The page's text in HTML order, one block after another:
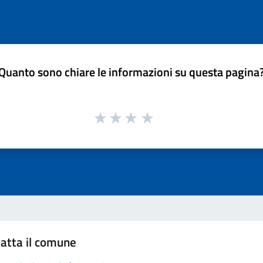
sono chiare le informazioni su questa
il comune